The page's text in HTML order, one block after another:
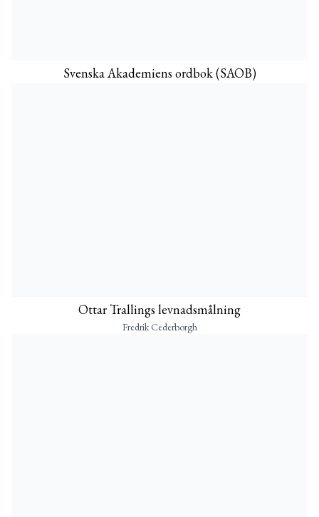
Svenska Akademiens ordbok (SAOB)
Ottar Trallings levnadsmålning
Fredrik Cederborgh